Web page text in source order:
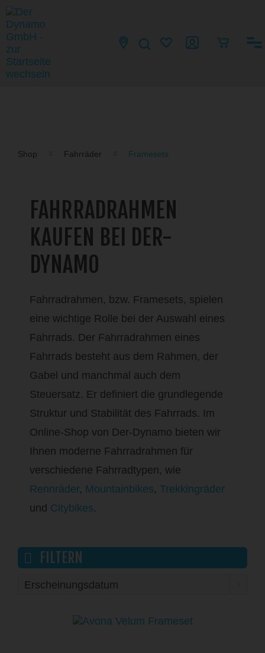
Shop Fahrräder Framesets
FAHRRADRAHMEN
KAUFEN BEI DER-
DYNAMO
Fahrradrahmen, bzw. Framesets, spielen
eine wichtige Rolle bei der Auswahl eines
Fahrrads. Der Fahrradrahmen eines
Fahrrads besteht aus dem Rahmen, der
Gabel und manchmal auch dem
Steuersatz. Er definiert die grundlegende
Struktur und Stabilität des Fahrrads. Im
Online-Shop von Der-Dynamo bieten wir
Ihnen moderne Fahrradrahmen für
verschiedene Fahrradtypen, wie
Rennräder, Mountainbikes, Trekkingräder
und Citybikes.
FILTERN